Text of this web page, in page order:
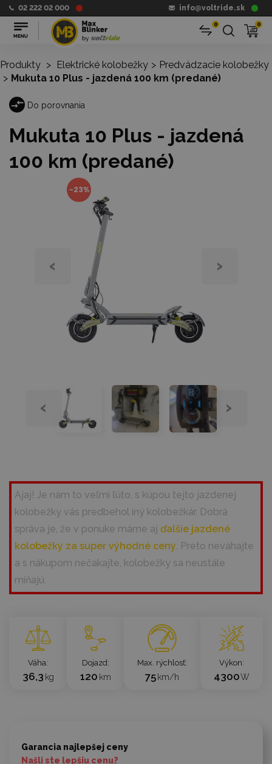
02 222 02 000 info@voltride.sk
0 0
Produkty > Elektrické kolobežky > Predvádzacie kolobežky
> Mukuta 10 Plus - jazdená 100 km (predané)
Do porovnania
Mukuta 10 Plus - jazdená
100 km (predané)
-23%
‹ ›
‹ ›
Ajaj! Je nám to veľmi ľúto, s kúpou tejto jazdenej
kolobežky vás predbehol iný kolobežkár. Dobrá
správa je, že v ponuke máme aj ďalšie jazdené
kolobežky za super výhodné ceny. Preto neváhajte
a s nákupom nečakajte, kolobežky sa neustále
míňajú.
`
Váha
36,3 kg
Dojazd
120 km
Max. rýchlosť
75 km/h
Výkon
4300W
Garancia najlepšej ceny
Našli ste lepšiu cenu?